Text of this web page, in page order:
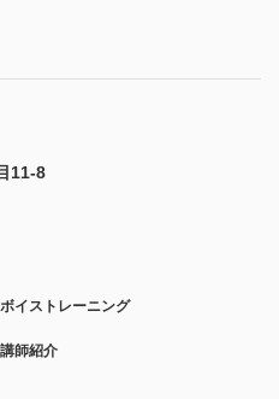
11-8
ボイストレーニング
講師紹介